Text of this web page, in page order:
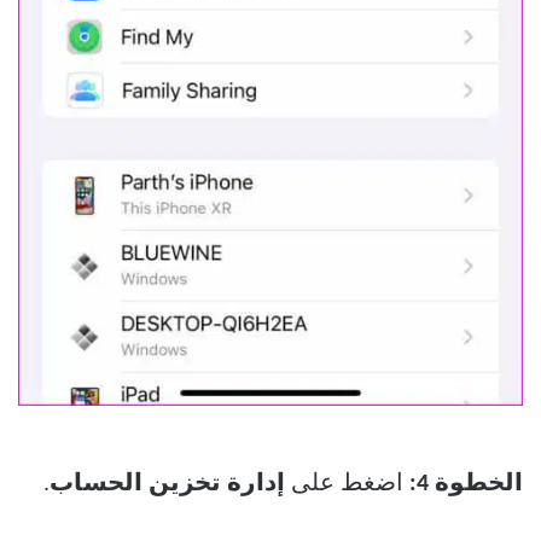
الخطوة 4: اضغط على إدارة تخزين الحساب.